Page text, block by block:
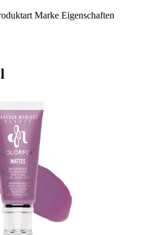
Marke Eigenschaften